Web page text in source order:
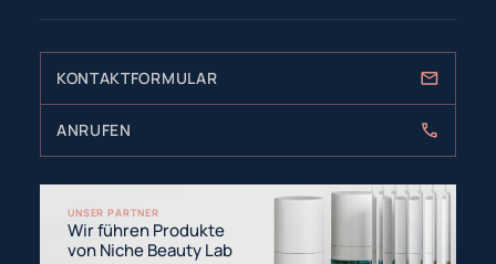
KONTAKTFORMULAR
ANRUFEN
UNSER PARTNER
Wir führen Produkte
von Niche Beauty Lab